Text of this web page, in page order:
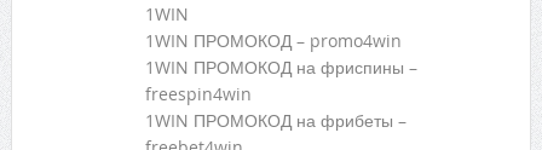
1WIN
1WIN ПРОМОКОД – promo4win
1WIN ПРОМОКОД на фриспины –
freespin4win
1WIN ПРОМОКОД на фрибеты –